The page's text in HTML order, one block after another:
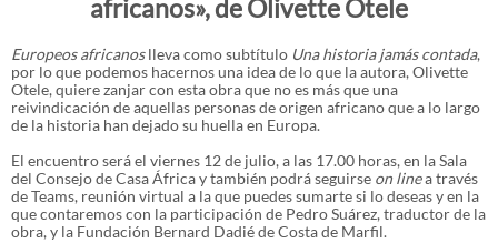
africanos», de Olivette Otele
Europeos africanoslleva como subtítulo Una historia jamás contada,
por lo que podemos hacernos una idea de lo que la autora, Olivette
Otele, quiere zanjar con esta obra que no es más que una
reivindicación de aquellas personas de origen africano que a lo largo
de la historia han dejado su huella en Europa.
El encuentro será el viernes 12 de julio, a las 17.00 horas, en la Sala
del Consejo de Casa África y también podrá seguirse on linea través
de Teams, reunión virtual a la que puedes sumarte si lo deseas y en la
que contaremos con la participación de Pedro Suárez, traductor de la
obra, y la Fundación Bernard Dadié de Costa de Marfil.